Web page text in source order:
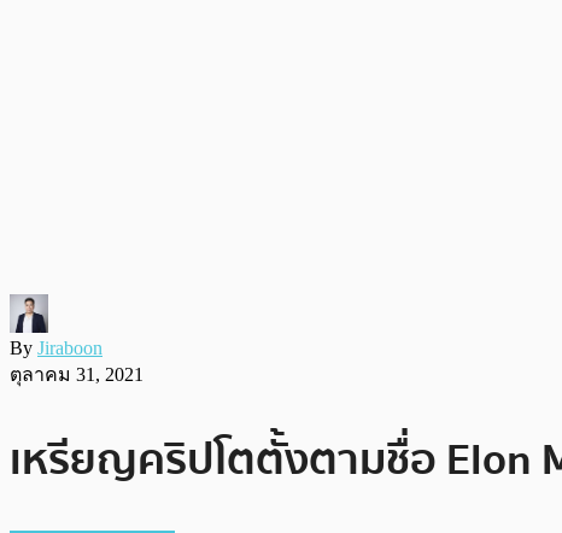
By Jiraboon
ตุลาคม 31, 2021
เหรียญคริปโตตั้งตามชื่อ Elon